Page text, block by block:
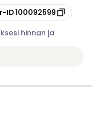
ID100092599
hinnan ja